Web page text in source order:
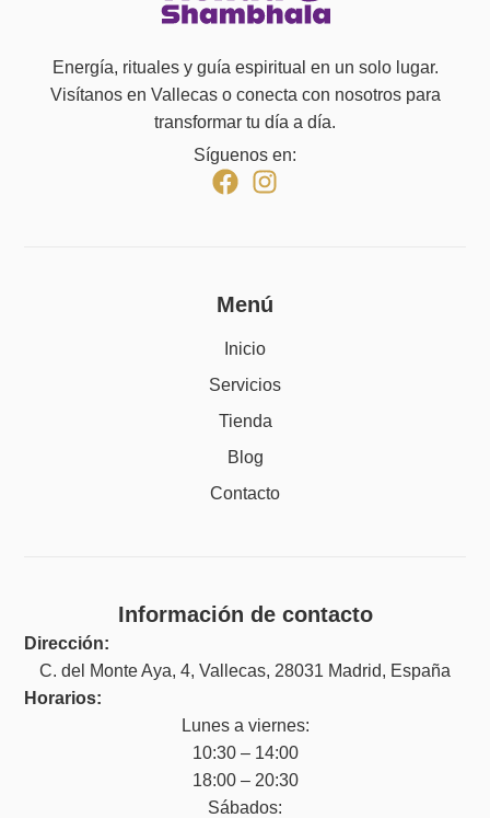
Energía, rituales y guía espiritual en un solo lugar.
Visítanos en Vallecas o conecta con nosotros para
transformar tu día a día.
Síguenos en:
Menú
Inicio
Servicios
Tienda
Blog
Contacto
Información de contacto
Dirección:
C. del Monte Aya, 4, Vallecas, 28031 Madrid, España
Horarios:
Lunes a viernes:
10:30 – 14:00
18:00 – 20:30
Sábados: